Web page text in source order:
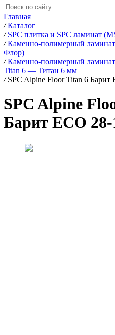
Главная
/ Каталог
/ SPC плитка и SPC ламинат
/ Каменно-полимерный
Флор)
/ Каменно-полимерный
Titan 6 — Титан 6 мм
/ SPC Alpine Floor Titan 6 Барит
SPC Alpine
Барит ЕСО 28-